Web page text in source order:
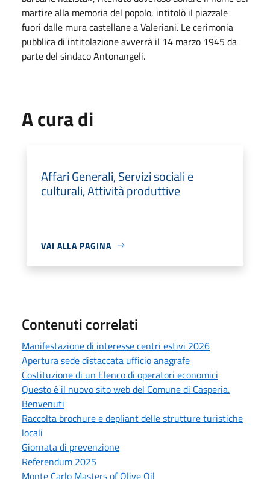
martire alla memoria del popolo, intitolò il piazzale
fuori dalle mura castellane a Valeriani. Le cerimonia
pubblica di intitolazione avverrà il 14 marzo 1945 da
parte del sindaco Antonangeli.
A cura di
Affari Generali, Servizi sociali e
culturali, Attività produttive
VAI ALLA PAGINA
Contenuti correlati
Manifestazione di interesse centri estivi 2026
Apertura sede distaccata ufficio anagrafe
Costituzione di un Elenco di operatori economici
Questo è il nuovo sito web del Comune di Casperia.
Benvenuti
Raccolta brochure e depliant delle strutture turistiche
locali
Giornata di prevenzione
Referendum 2025
Monte Carlo Masters of Olive Oil